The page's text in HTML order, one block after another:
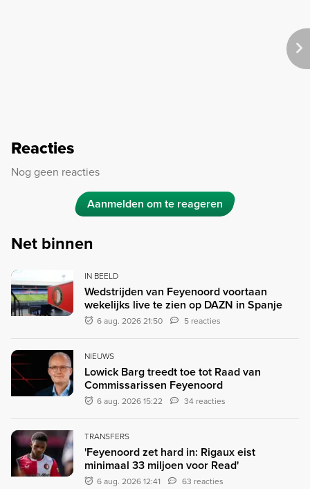
Reacties
Nog geen reacties
Aanmelden om te reageren
Net binnen
IN BEELD
Wedstrijden van Feyenoord voortaan
wekelijks live te zien op DAZN in Spanje
6 aug. 2026 21:50 5 reacties
NIEUWS
Lowick Barg treedt toe tot Raad van
Commissarissen Feyenoord
6 aug. 2026 15:22 34 reacties
TRANSFERS
'Feyenoord zet hard in: Rigaux eist
minimaal 33 miljoen voor Read'
6 aug. 2026 12:41 63 reacties